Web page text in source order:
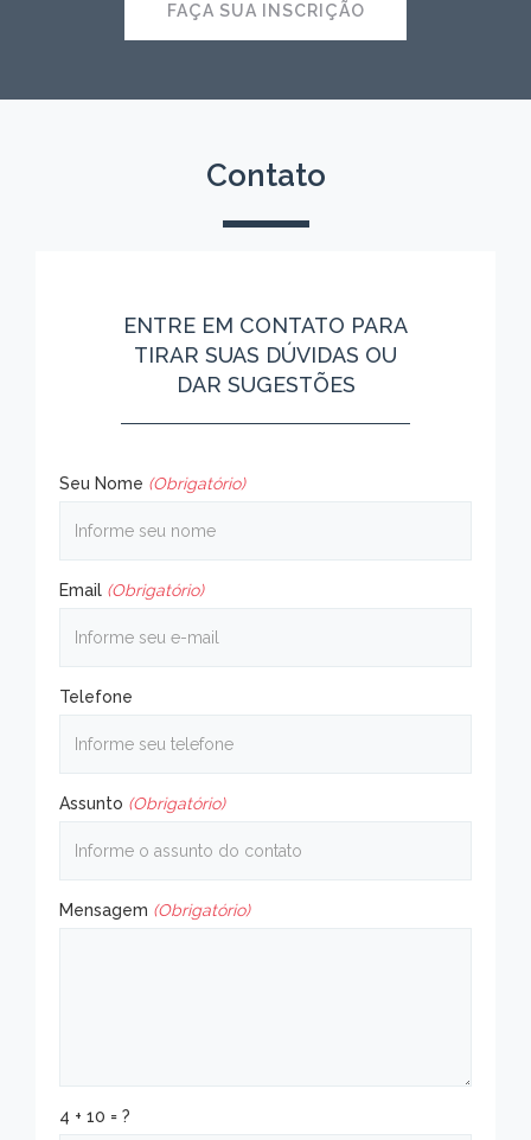
FAÇA SUA INSCRIÇÃO
Contato
ENTRE EM CONTATO PARA
TIRAR SUAS DÚVIDAS OU
DAR SUGESTÕES
Seu Nome (Obrigatório)
Email (Obrigatório)
Telefone
Assunto (Obrigatório)
Mensagem (Obrigatório)
4 + 10 = ?